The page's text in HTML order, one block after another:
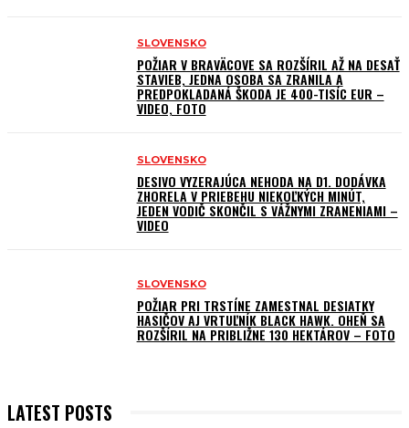
SLOVENSKO
POŽIAR V BRAVÄCOVE SA ROZŠÍRIL AŽ NA DESAŤ
STAVIEB, JEDNA OSOBA SA ZRANILA A
PREDPOKLADANÁ ŠKODA JE 400-TISÍC EUR –
VIDEO, FOTO
SLOVENSKO
DESIVO VYZERAJÚCA NEHODA NA D1. DODÁVKA
ZHORELA V PRIEBEHU NIEKOĽKÝCH MINÚT,
JEDEN VODIČ SKONČIL S VÁŽNYMI ZRANENIAMI –
VIDEO
SLOVENSKO
POŽIAR PRI TRSTÍNE ZAMESTNAL DESIATKY
HASIČOV AJ VRTUĽNÍK BLACK HAWK. OHEŇ SA
ROZŠÍRIL NA PRIBLIŽNE 130 HEKTÁROV – FOTO
LATEST POSTS